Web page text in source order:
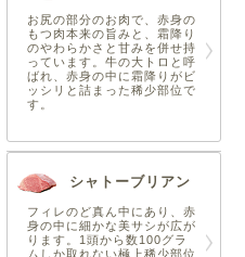
お尻の部分のお肉で、赤身の
もつ肉本来の旨みと、霜降り
のやわらかさと甘みを併せ持
っています。牛の大トロと呼
ばれ、赤身の中に霜降りがビ
ッシリと詰まった稀少部位で
す。
シャトーブリアン
フィレのど真ん中にあり、赤
身の中に細かな美サシが広が
ります。1頭から数100グラ
ムしか取れない極上稀少部位